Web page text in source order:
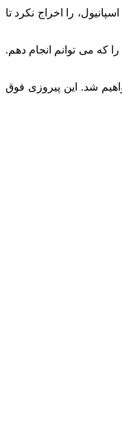
را اخراج نکرد تا
که می‌ توانم انجام دهم.
شد. این پیروزی فوق‌